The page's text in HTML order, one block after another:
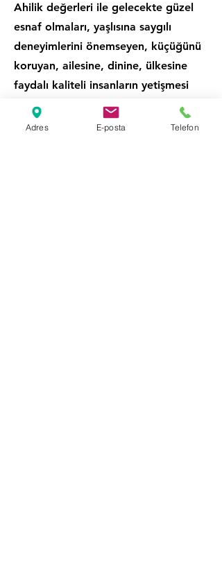
Ahilik değerleri ile gelecekte güzel
esnaf olmaları, yaşlısına saygılı
deneyimlerini önemseyen, küçüğünü
koruyan, ailesine, dinine, ülkesine
faydalı kaliteli insanların yetişmesi
için çalışıyoruz. Sadece spor ile sınırlı
kalmıyor; kültür, sanat, sinema,
Adres E-posta Telefon